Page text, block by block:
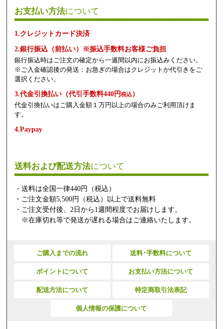
お支払い方法について
1.クレジットカード決済
2.銀行振込（前払い）※振込手数料お客様ご負担
銀行振込時はご注文の確定から一週間以内にお振込みください。
※ご入金確認後の発送：お急ぎの場合はクレジットか代引きをご
選択ください。
3.代金引換払い（代引手数料440円税込）
代金引換払いはご購入金額１万円以上の場合のみご利用頂けま
す。
4.Paypay
送料および配送方法について
・送料は全国一律440円（税込）
・ご注文金額5,500円（税込）以上で送料無料
・ご注文受付後、2日から1週間程度でお届けします。
※在庫切れ等で発送が遅れる場合はご連絡いたします。
ご購入までの流れ 送料･手数料について
ポイントについて お支払い方法について
配送方法について 特定商取引法表記
個人情報の保護について